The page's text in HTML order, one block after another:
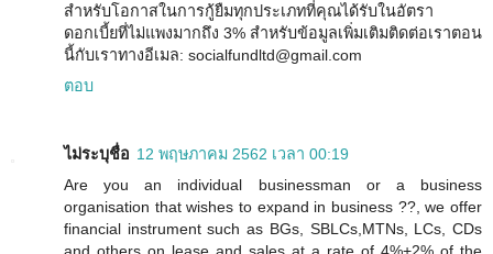
สำหรับโอกาสในการกู้ยืมทุกประเภทที่คุณได้รับในอัตรา
ดอกเบี้ยที่ไม่แพงมากถึง 3% สำหรับข้อมูลเพิ่มเติมติดต่อเราตอน
นี้กับเราทางอีเมล: socialfundltd@gmail.com
ตอบ
ไม่ระบุชื่อ 12 พฤษภาคม 2562 เวลา 00:19
Are you an individual businessman or a business
organisation that wishes to expand in business ??, we offer
financial instrument such as BGs, SBLCs,MTNs, LCs, CDs